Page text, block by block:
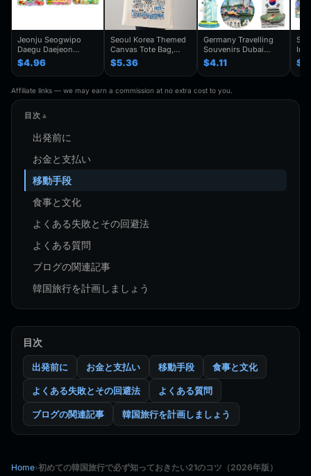
Jeonju Seogwipo
Daegu Daejeon
Chuncheon Andong
South Korea Fridge
Magnet Travel
Souvenir Gift
Handmade Decorative
$4.96
Seoul Korea Themed
Canvas Tote Bag,
Seoul Souvenir Gift,
Seoul City Shoulder
Bag For
Traveler,Trendy
Folding Shoulder Bag
$5.36
Germany Travelling
Souvenirs Dubai
Kuwait Fridge
Stickers Japan
Shanghai Korea
Finland Mauritius
Fridge Magnets
$4.11
Affiliate links — we may earn a commission at no extra cost to you.
目次
出発前に
お金と支払い
移動手段
食事と文化
よくある失敗とその回避法
よくある質問
ブログの関連記事
韓国旅行を計画しましょう
目次
出発前に お金と支払い 移動手段 食事と文化
よくある失敗とその回避法 よくある質問
ブログの関連記事 韓国旅行を計画しましょう
Home›初めての韓国旅行で必ず知っておきたい21のコツ（2026年版）